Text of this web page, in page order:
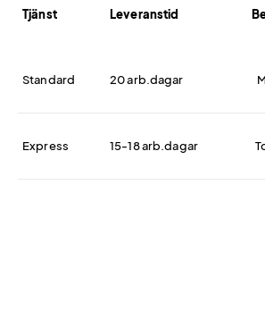
Tjänst Leveranstid
Standard 20 arb.dagar
Express 15-18 arb.dagar